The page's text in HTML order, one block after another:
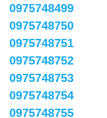
0975748499
0975748750
0975748751
0975748752
0975748753
0975748754
0975748755